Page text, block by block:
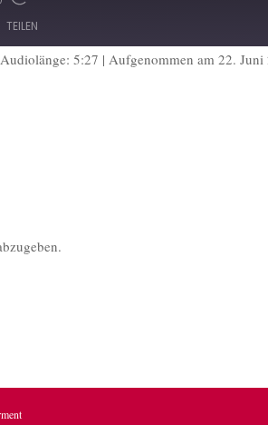
TEILEN
Audiolänge: 5:27 |Aufgenommen am 22. Juni